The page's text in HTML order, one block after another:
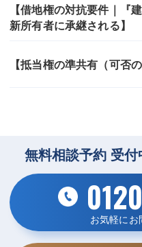
【借地権の対抗要件｜『
新所有者に承継される】
【抵当権の準共有（可否
無料相談予約 受付
お気軽にお